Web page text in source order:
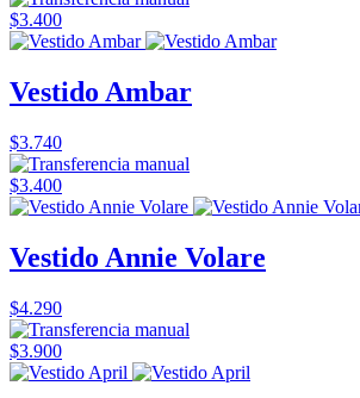
$3.400
Vestido Ambar
$3.740
$3.400
Vestido Annie Volare
$4.290
$3.900